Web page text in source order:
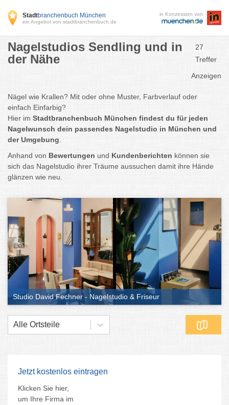
Stadtbranchenbuch München
ein Angebot von stadtbranchenbuch.de
in Konzession von
Nagelstudios Sendling und in
der Nähe
27
Treffer
Anzeigen
Nägel wie Krallen? Mit oder ohne Muster, Farbverlauf oder
einfach Einfarbig?
Hier im Stadtbranchenbuch München findest du für jeden
Nagelwunsch dein passendes Nagelstudio in München und
der Umgebung
Anhand von Bewertungen und Kundenberichten können sie
sich das Nagelstudio ihrer Träume aussuchen damit ihre Hände
glänzen wie neu.
Studio David Fechner - Nagelstudio & Friseur
Alle Ortsteile
Jetzt kostenlos eintragen
Klicken Sie hier,
um Ihre Firma im